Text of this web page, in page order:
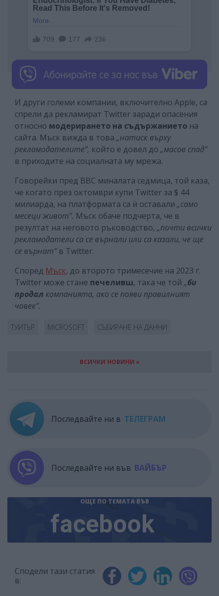
И други големи компании, включително Apple, са
спрели да рекламират Twitter заради опасения
относно модерирането на съдържанието на
сайта. Мъск вижда в това „натиск върху
рекламодателите”, който е довел до „масов спад”
в приходите на социалната му мрежа.
Говорейки пред BBC миналата седмица, той каза,
че когато през октомври купи Twitter за $ 44
милиарда, на платформата са ѝ оставали „само
месеци живот”. Мъск обаче подчерта, че в
резултат на неговото ръководство, „почти всички
рекламодатели са се върнали или са казали, че ще
се върнат“ в Twitter.
Според Мъск, до второто тримесечие на 2023 г.
Twitter може стане печеливш, така че той „би
продал компанията, ако се появи правилният
човек”.
ТУИТЪР MICROSOFT СЪБИРАНЕ НА ДАННИ
ВСИЧКИ НОВИНИ »
Последвайте ни в ТЕЛЕГРАМ
Последвайте ни във ВАЙБЪР
ОЩЕ ПО ТЕМАТА ВЪВ
facebook
Сподели тази статия
в: